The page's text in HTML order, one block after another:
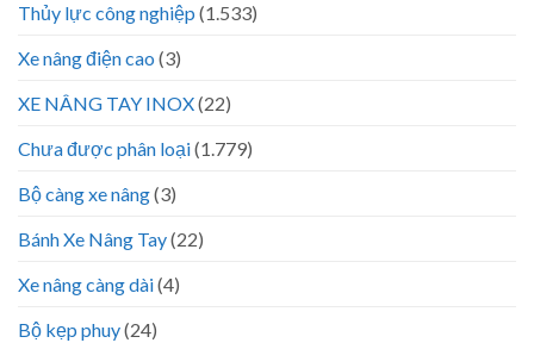
Thủy lực công nghiệp (1.533)
Xe nâng điện cao (3)
XE NÂNG TAY INOX(22)
Chưa được phân loại(1.779)
Bộ càng xe nâng(3)
Bánh Xe Nâng Tay(22)
Xe nâng càng dài(4)
Bộ kẹp phuy(24)